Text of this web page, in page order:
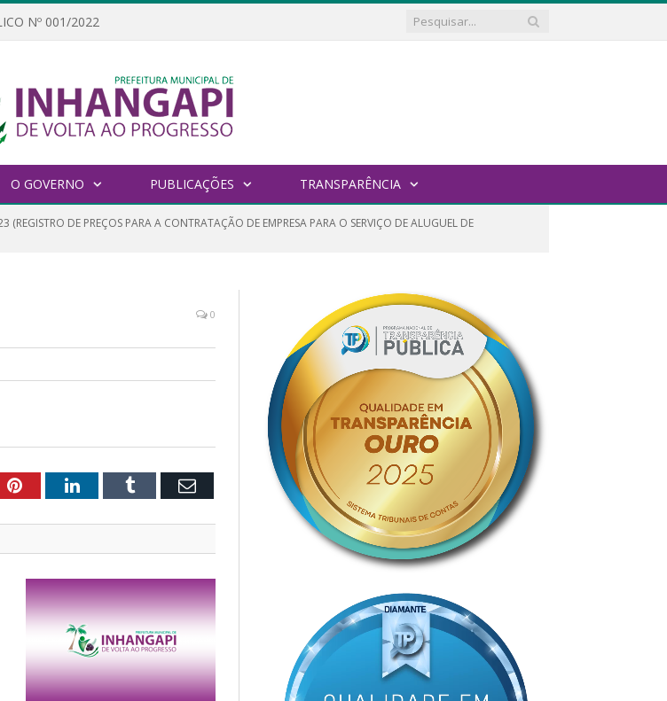
Nº 001/2022
O GOVERNO PUBLICAÇÕES TRANSPARÊNCIA
(REGISTRO DE PREÇOS PARA A CONTRATAÇÃO DE EMPRESA PARA O SERVIÇO DE ALUGUEL DE
0
PinterestLinkedInTumblr Email